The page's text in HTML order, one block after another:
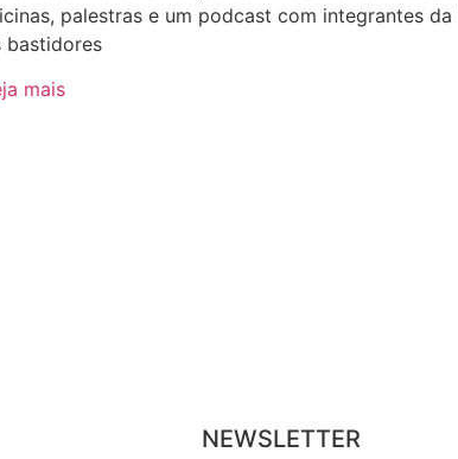
palestras e um podcast com integrantes
bastidores
mais
NEWSLETTER